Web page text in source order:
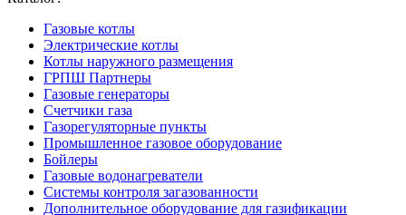
Газовые котлы
Электрические котлы
Котлы наружного размещения
ГРПШ Партнеры
Газовые генераторы
Счетчики газа
Газорегуляторные пункты
Промышленное газовое оборудование
Бойлеры
Газовые водонагреватели
Системы контроля загазованности
Дополнительное оборудование для газификации